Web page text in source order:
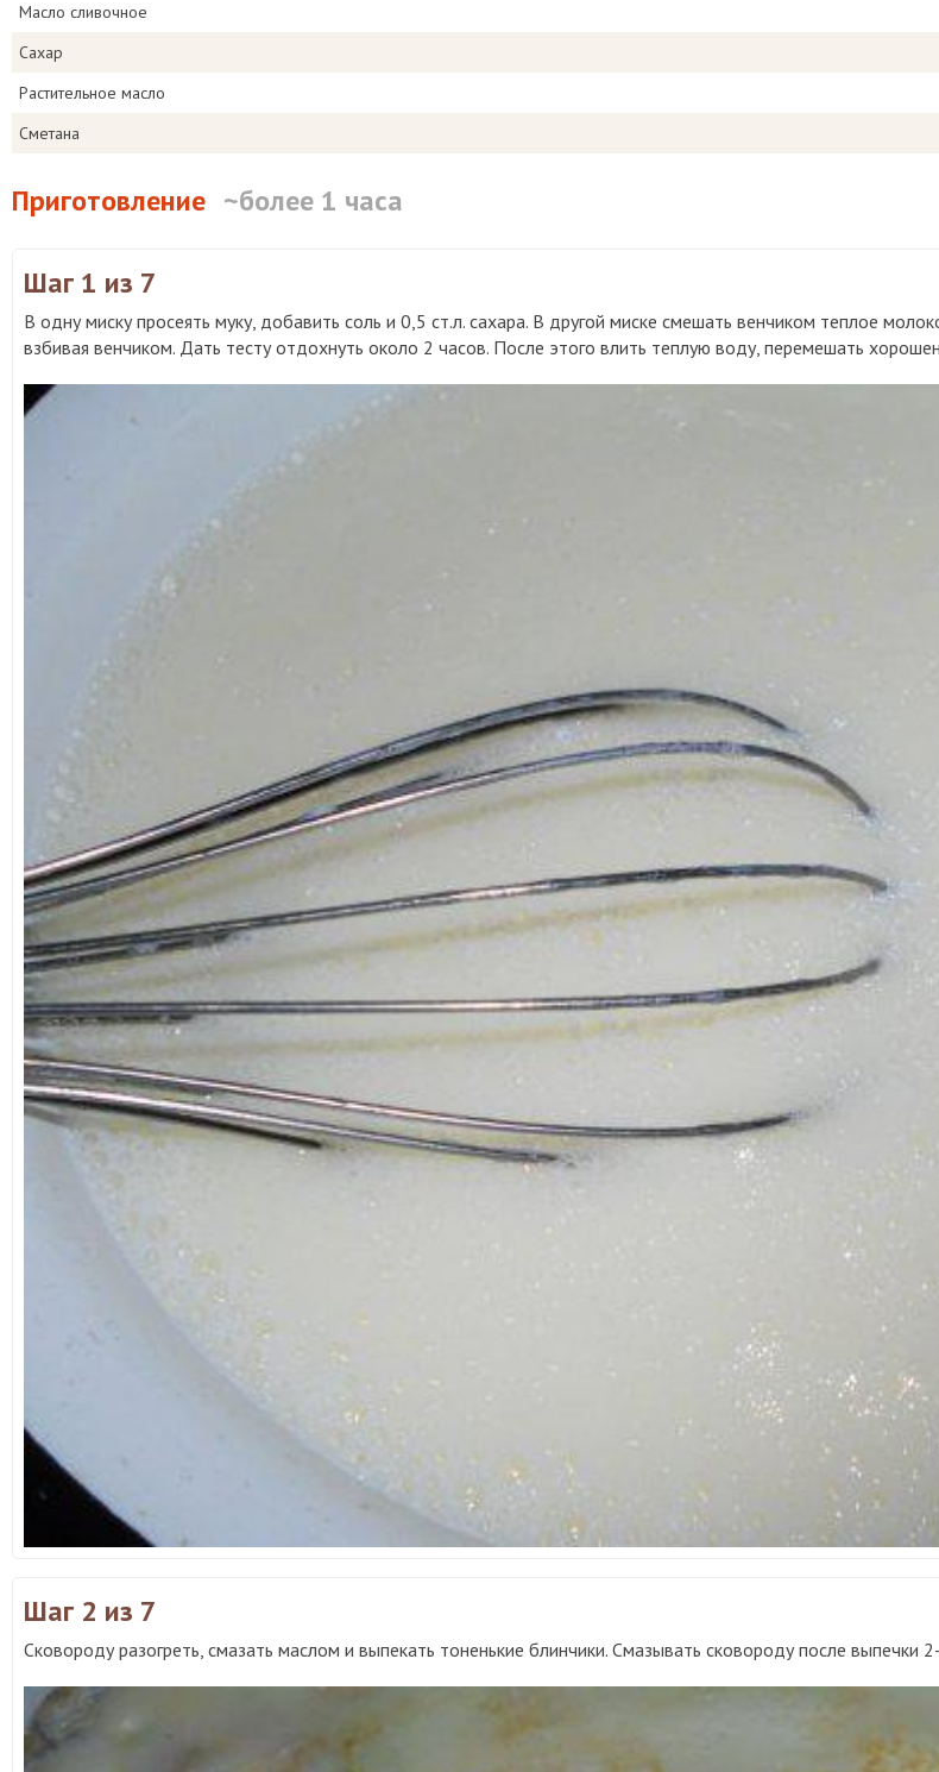
Масло сливочное
Сахар
Растительное масло
Сметана
Приготовление ~более 1 часа
Шаг 1 из 7
В одну миску просеять муку, добавить соль и 0,5 ст.л. сахара. В другой миске смешать венчиком теплое
взбивая венчиком. Дать тесту отдохнуть около 2 часов. После этого влить теплую воду, перемешать
Шаг 2 из 7
Сковороду разогреть, смазать маслом и выпекать тоненькие блинчики. Смазывать сковороду после выпечки